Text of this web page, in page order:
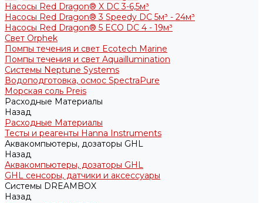
Насосы Red Dragon® X DC 3-6,5м³
Насосы Red Dragon® 3 Speedy DC 5м³ - 24м³
Насосы Red Dragon® 5 ECO DC 4 - 19м³
Свет Orphek
Помпы течения и свет Ecotech Marine
Помпы течения и свет Aquaillumination
Системы Neptune Systems
Водоподготовка, осмос SpectraPure
Морская соль Preis
Расходные Материалы
Назад
Расходные Материалы
Тесты и реагенты Hanna Instruments
Аквакомпьютеры, дозаторы GHL
Назад
Аквакомпьютеры, дозаторы GHL
GHL сенсоры, датчики и аксессуары
Системы DREAMBOX
Назад